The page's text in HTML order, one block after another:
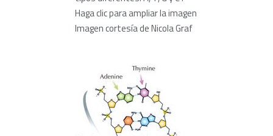
Haga clic para ampliar la imagen
Imagen cortesía de Nicola Graf